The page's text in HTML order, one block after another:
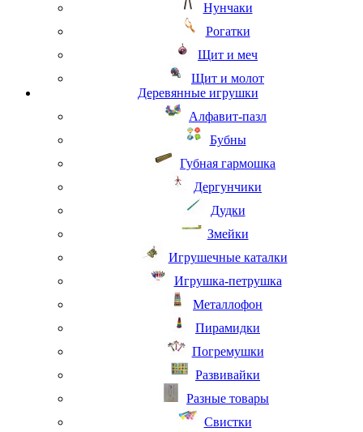
Нунчаки
Рогатки
Щит и меч
Щит и молот
Деревянные игрушки
Алфавит-пазл
Бубны
Губная гармошка
Дергунчики
Дудки
Змейки
Игрушечные каталки
Игрушка-петрушка
Металлофон
Пирамидки
Погремушки
Развивайки
Разные товары
Свистки